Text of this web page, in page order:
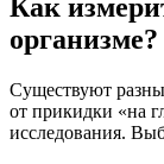
Как
организме?
Существуют
от прикидки «на
исследования.